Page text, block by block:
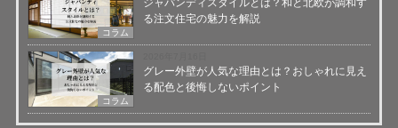
コラム
ジャパンディスタイルとは？和と北欧が調和す
る注文住宅の魅力を解説
コラム
グレー外壁が人気な理由とは？おしゃれに見え
る配色と後悔しないポイント